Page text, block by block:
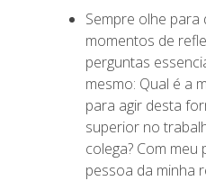
Sempre olhe para
momentos de
perguntas
mesmo: Qual é a
para agir desta
superior no
colega? Com meu
pessoa da minha